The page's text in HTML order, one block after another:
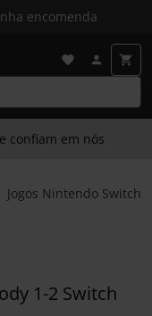
encomenda
confiam em nós
Jogos Nintendo Switch
1-2 Switch